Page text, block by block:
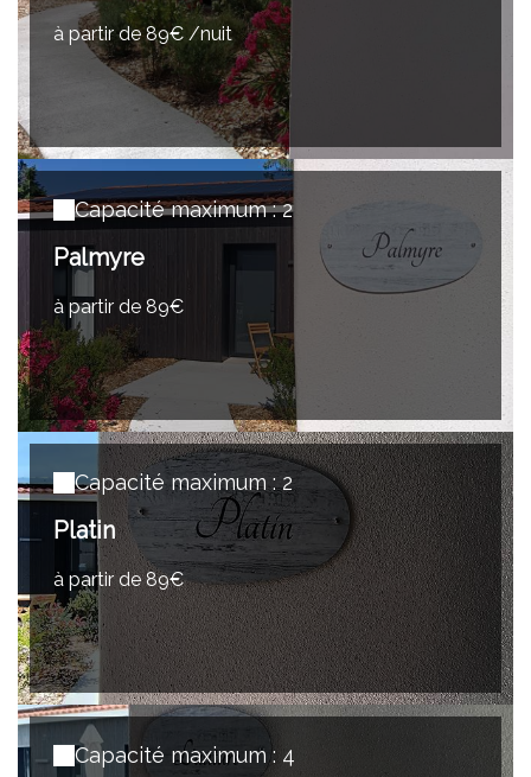
à partir de 89€ /nuit
Capacité maximum : 2
Palmyre
à partir de 89€
Capacité maximum : 2
Platin
à partir de 89€
Capacité maximum : 4